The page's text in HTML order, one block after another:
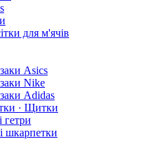
для м'ячів
Asics
Nike
Adidas
· Щитки
гетри
шкарпетки